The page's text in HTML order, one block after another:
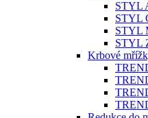
STYL
STYL
STYL
STYL
Krbové